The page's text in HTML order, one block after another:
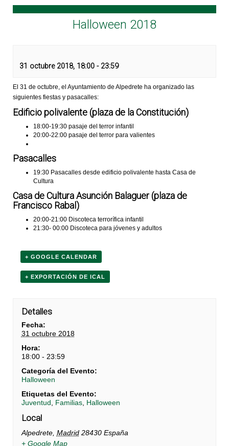
Halloween 2018
31 octubre 2018, 18:00 - 23:59
El 31 de octubre, el Ayuntamiento de Alpedrete ha organizado las
siguientes fiestas y pasacalles:
Edificio polivalente (plaza de la Constitución)
18:00-19:30 pasaje del terror infantil
20:00-22:00 pasaje del terror para valientes
Pasacalles
19:30 Pasacalles desde edificio polivalente hasta Casa de
Cultura
Casa de Cultura Asunción Balaguer (plaza de
Francisco Rabal)
20:00-21:00 Discoteca terrorífica infantil
21:30- 00:00 Discoteca para jóvenes y adultos
+ GOOGLE CALENDAR
+ EXPORTACIÓN DE ICAL
Detalles
Fecha:
31 octubre 2018
Hora:
18:00 - 23:59
Categoría del Evento:
Halloween
Etiquetas del Evento:
Juventud
Familias, Halloween
Local
Alpedrete, Madrid 28430 España
+ Google Map